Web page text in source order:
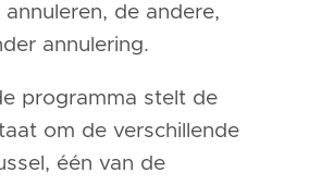
de andere,
annulering.
programma stelt de
om de verschillende
één van de